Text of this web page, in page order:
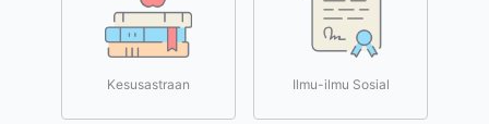
Kesusastraan Ilmu-ilmu Sosial